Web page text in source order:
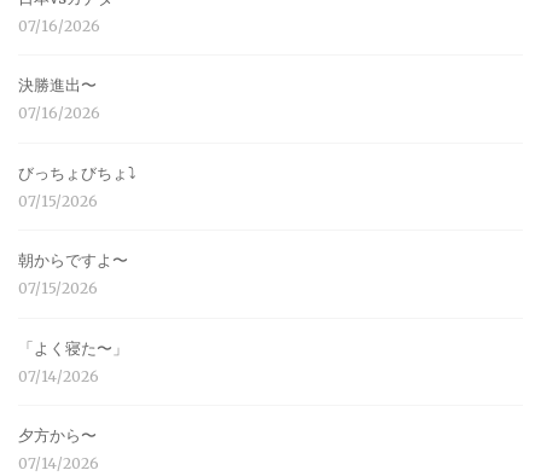
07/16/2026
決勝進出〜
07/16/2026
びっちょびちょ⤵︎
07/15/2026
朝からですよ〜
07/15/2026
「よく寝た〜」
07/14/2026
夕方から〜
07/14/2026